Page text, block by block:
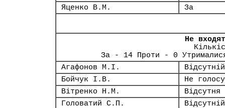
Яценко В.М.
За
Не
За - 14 Проти - 0
Агафонов М.І.
Відсутній
Бойчук І.В.
Не
Вітренко Н.М.
Відсутня
Головатий С.П.
Відсутній